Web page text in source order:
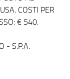
COSTI PER
€ 540.
- S.P.A.